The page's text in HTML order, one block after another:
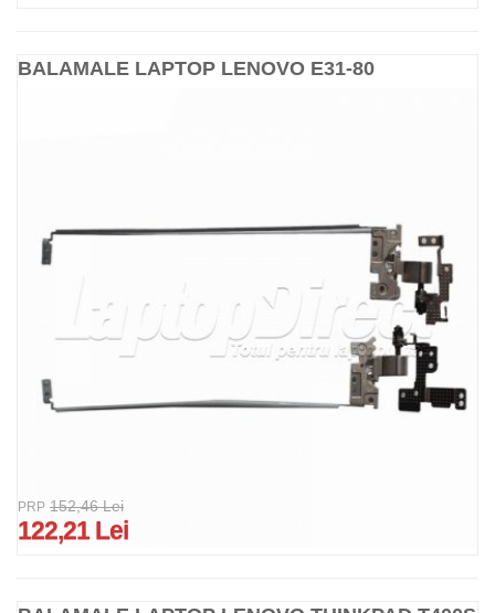
BALAMALE LAPTOP LENOVO E31-80
PRP 152,46 Lei
122,21 Lei